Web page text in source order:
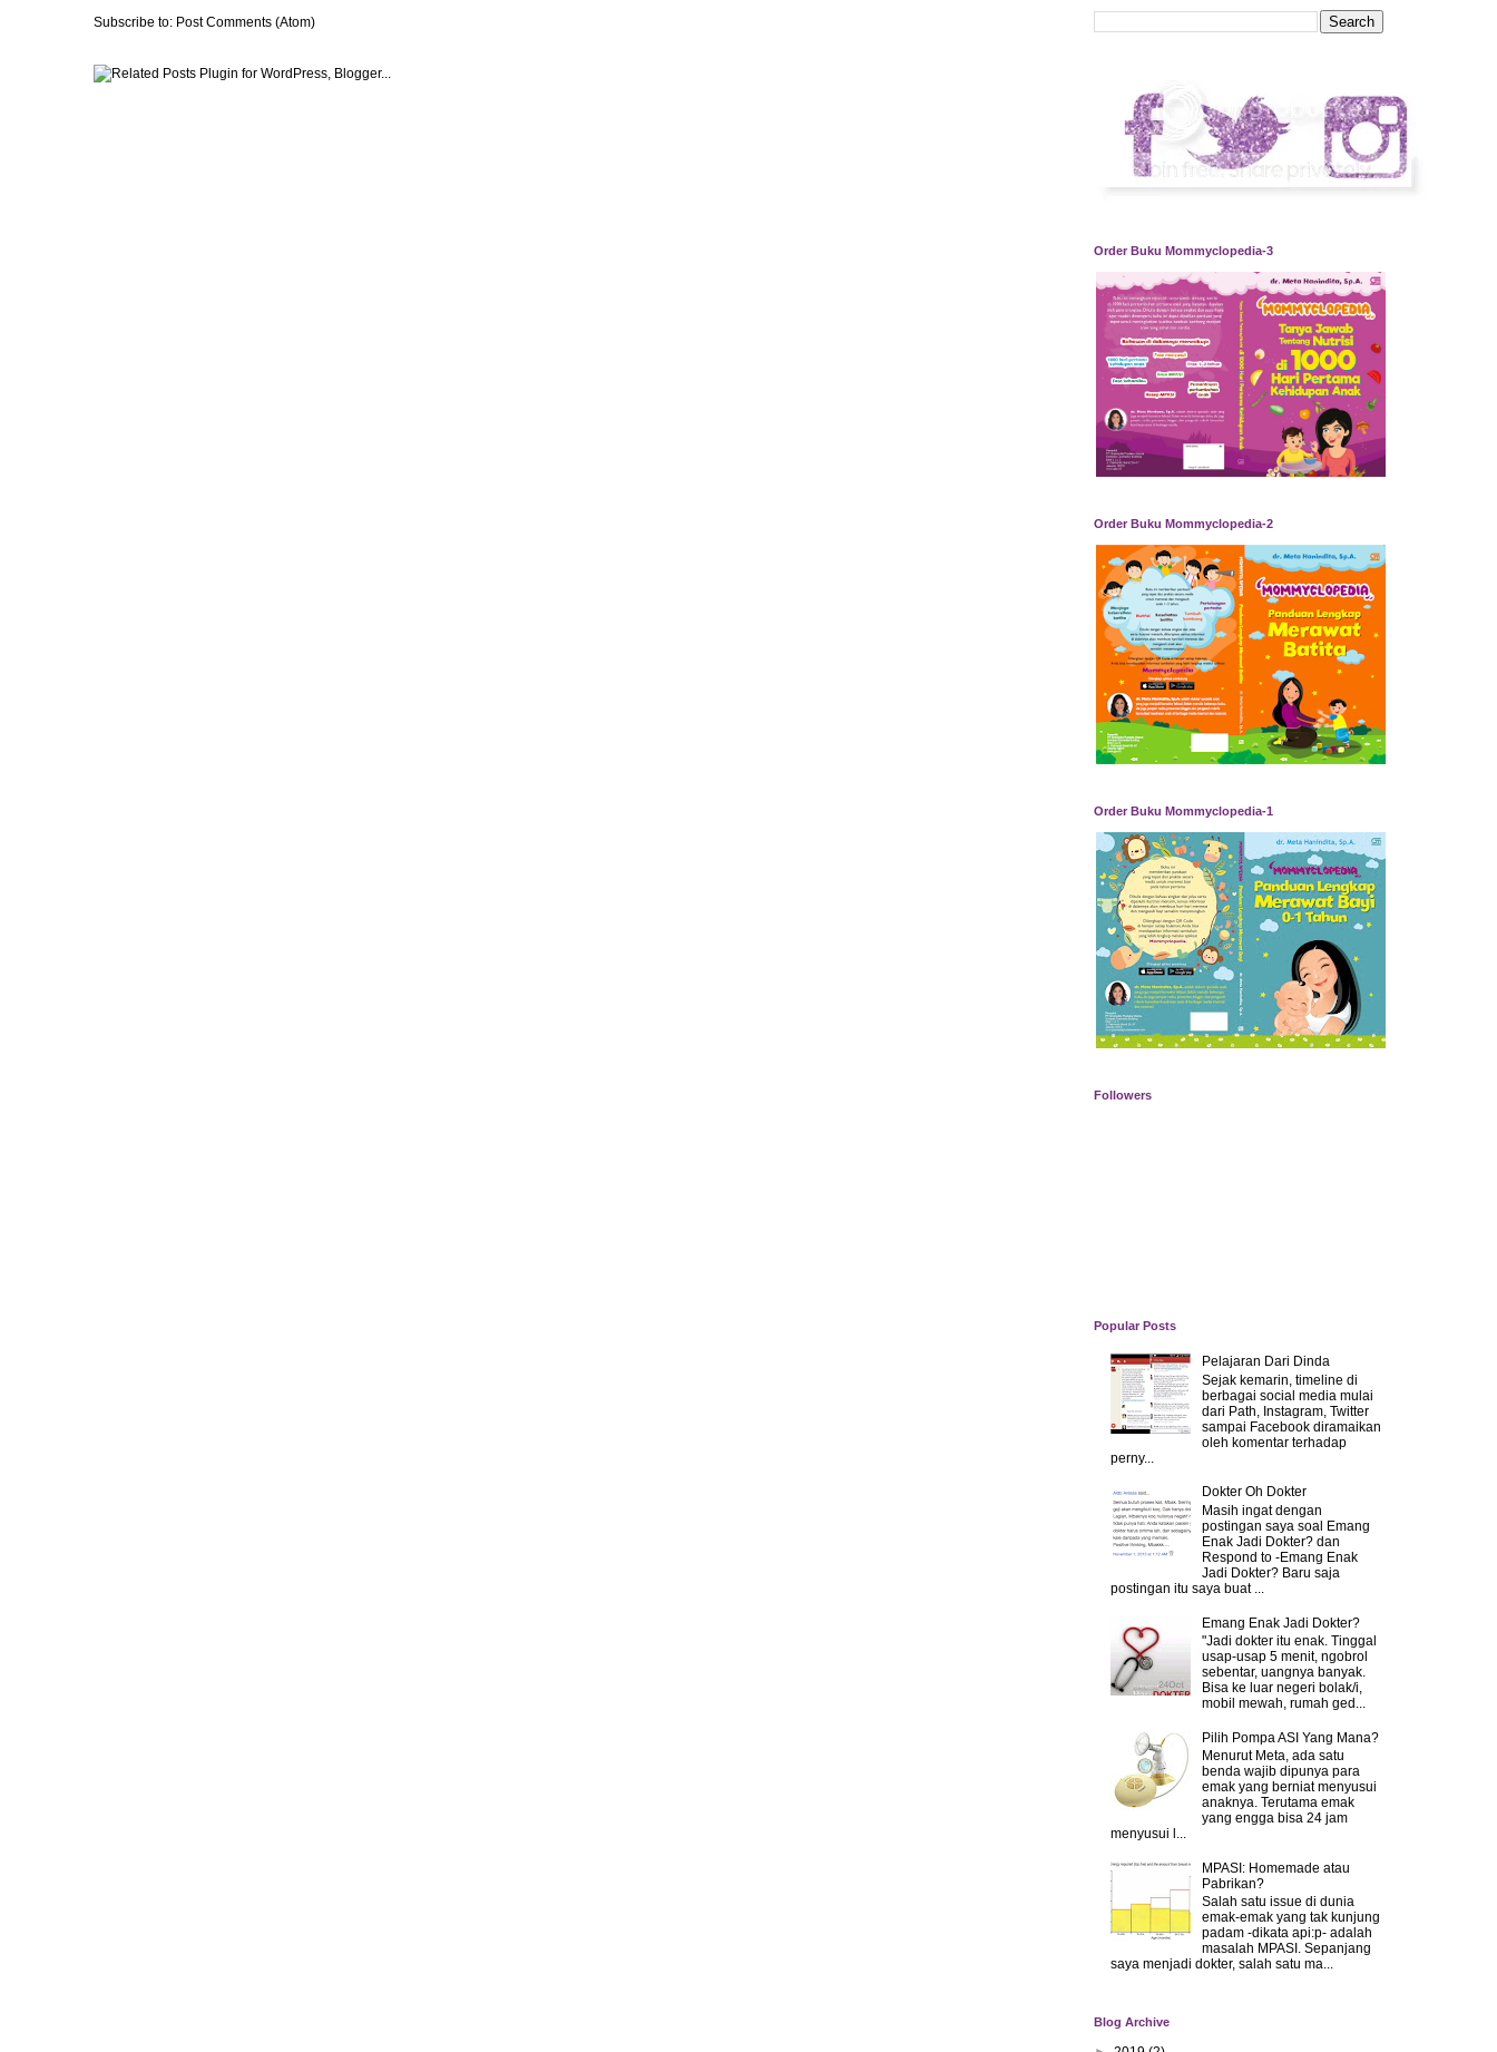
Subscribe to: Post Comments (Atom)
Order Buku Mommyclopedia-3
Order Buku Mommyclopedia-2
Order Buku Mommyclopedia-1
Followers
Popular Posts
Pelajaran Dari Dinda
Sejak kemarin, timeline di
berbagai social media mulai
dari Path, Instagram, Twitter
sampai Facebook diramaikan
oleh komentar terhadap
perny...
Dokter Oh Dokter
Masih ingat dengan
postingan saya soal Emang
Enak Jadi Dokter? dan
Respond to -Emang Enak
Jadi Dokter? Baru saja
postingan itu saya buat ...
Emang Enak Jadi Dokter?
"Jadi dokter itu enak. Tinggal
usap-usap 5 menit, ngobrol
sebentar, uangnya banyak.
Bisa ke luar negeri bolak/i,
mobil mewah, rumah ged...
Pilih Pompa ASI Yang Mana?
Menurut Meta, ada satu
benda wajib dipunya para
emak yang berniat menyusui
anaknya. Terutama emak
yang engga bisa 24 jam
menyusui l...
MPASI: Homemade atau
Pabrikan?
Salah satu issue di dunia
emak-emak yang tak kunjung
padam -dikata api:p- adalah
masalah MPASI. Sepanjang
saya menjadi dokter, salah satu ma...
Blog Archive